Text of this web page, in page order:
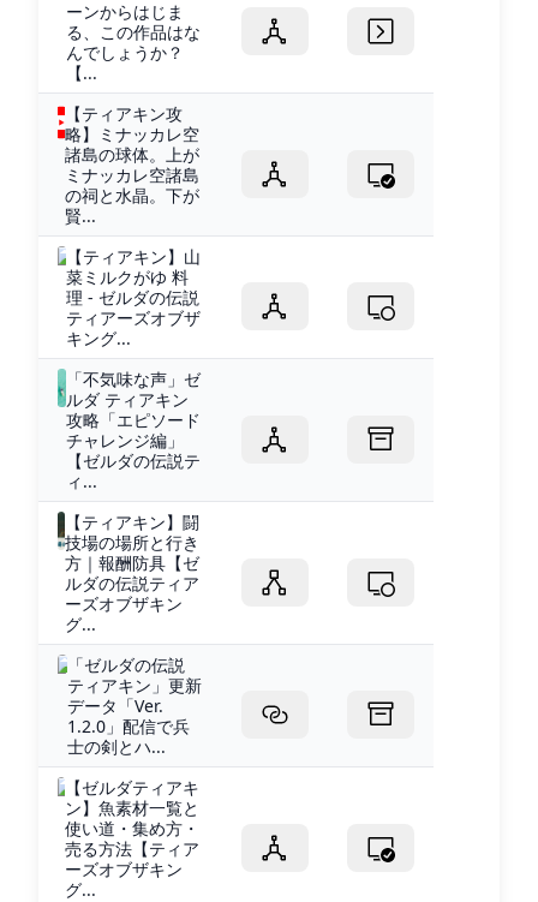
ーンからはじま
る、この作品はな
んでしょうか？
【...
【ティアキン攻
略】ミナッカレ空
諸島の球体。上が
ミナッカレ空諸島
の祠と水晶。下が
賢...
【ティアキン】山
菜ミルクがゆ 料
理 - ゼルダの伝説
ティアーズオブザ
キング...
「不気味な声」ゼ
ルダ ティアキン
攻略「エピソード
チャレンジ編」
【ゼルダの伝説テ
ィ...
【ティアキン】闘
技場の場所と行き
方｜報酬防具【ゼ
ルダの伝説ティア
ーズオブザキン
グ...
「ゼルダの伝説
ティアキン」更新
データ「Ver.
1.2.0」配信で兵
士の剣とハ...
【ゼルダティアキ
ン】魚素材一覧と
使い道・集め方・
売る方法【ティア
ーズオブザキン
グ...